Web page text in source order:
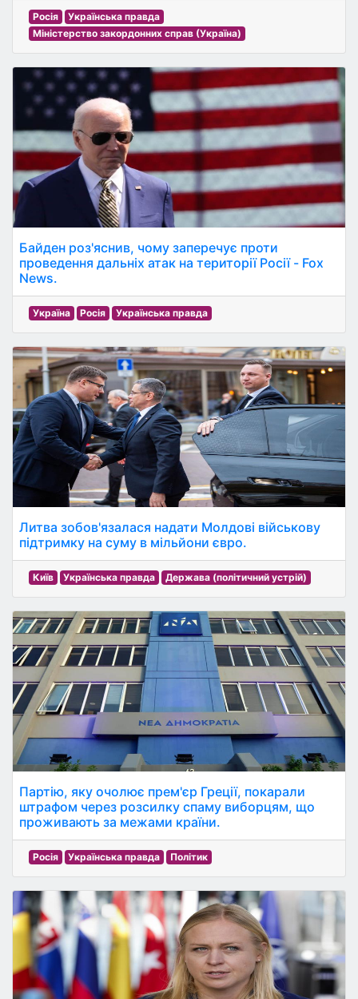
Росія
Українська правда
Міністерство закордонних справ (Україна)
Байден роз'яснив, чому заперечує проти
проведення дальніх атак на території Росії - Fox
News.
Україна Росія Українська правда
Литва зобов'язалася надати Молдові військову
підтримку на суму в мільйони євро.
Київ Українська правда Держава (політичний устрій)
Партію, яку очолює прем'єр Греції, покарали
штрафом через розсилку спаму виборцям, що
проживають за межами країни.
Росія Українська правда Політик